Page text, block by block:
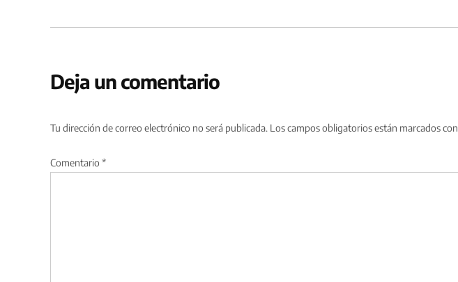
Deja un comentario
Tu dirección de correo electrónico no será publicada. Los campos obligatorios están marcados con
Comentario *